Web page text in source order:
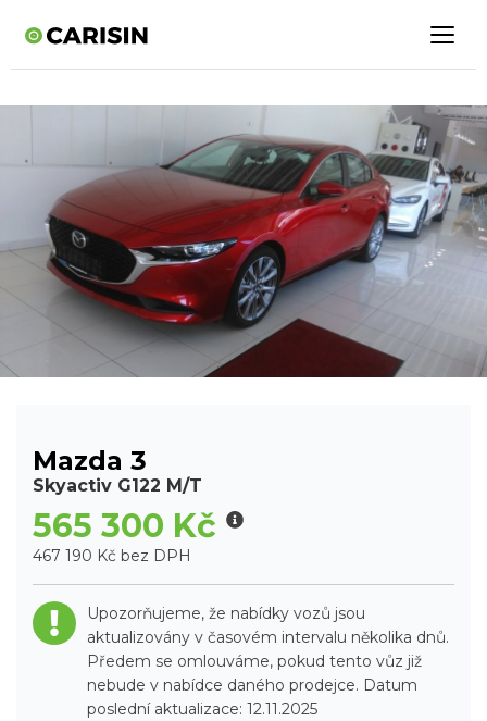
Mazda 3
Skyactiv G122 M/T
565 300 Kč
467 190 Kč bez DPH
Upozorňujeme, že nabídky vozů jsou
aktualizovány v časovém intervalu několika dnů.
Předem se omlouváme, pokud tento vůz již
nebude v nabídce daného prodejce. Datum
poslední aktualizace: 12.11.2025